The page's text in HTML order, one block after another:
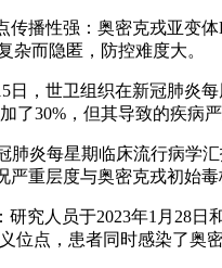
传播性强：奥密克戎亚变
杂而隐匿，防控难度大。
日，世卫组织在新冠肺
了30%，但其导致的疾病
肺炎每星期临床流行病学
严重层度与奥密克戎初始
研究人员于2023年1月28
位点，患者同时感染了奥